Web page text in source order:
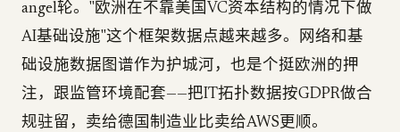
angel轮。"欧洲在不靠美国VC资本结构的情况下做
AI基础设施"这个框架数据点越来越多。网络和基
础设施数据图谱作为护城河，也是个挺欧洲的押
注，跟监管环境配套——把IT拓扑数据按GDPR做合
规驻留，卖给德国制造业比卖给AWS更顺。